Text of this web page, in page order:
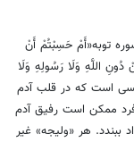
در بخش دیگر سخنان خود با اشاره به آیه 16 سوره توبه«أَمْ حَسِبْتُمْ أَنْ
دُونِ اللَّهِ وَلَا رَسُولِهِ وَلَا
کسی است که در قلب آدم
فرد ممکن است رفیق آدم
ببندد. هر «ولیجه» غیر